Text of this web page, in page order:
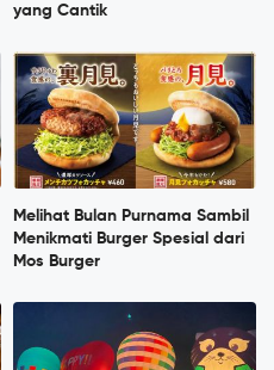
yang Cantik
Melihat Bulan Purnama Sambil
Menikmati Burger Spesial dari
Mos Burger